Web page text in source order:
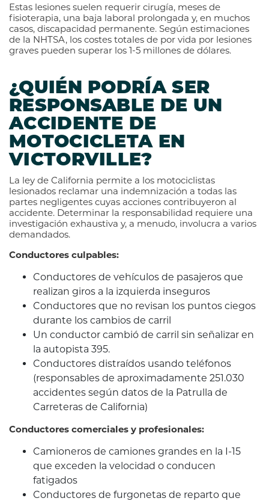
Estas lesiones suelen requerir cirugía, meses de
fisioterapia, una baja laboral prolongada y, en muchos
casos, discapacidad permanente. Según estimaciones
de la NHTSA, los costes totales de por vida por lesiones
graves pueden superar los 1-5 millones de dólares.
¿QUIÉN PODRÍA SER
RESPONSABLE DE UN
ACCIDENTE DE
MOTOCICLETA EN
VICTORVILLE?
La ley de California permite a los motociclistas
lesionados reclamar una indemnización a todas las
partes negligentes cuyas acciones contribuyeron al
accidente. Determinar la responsabilidad requiere una
investigación exhaustiva y, a menudo, involucra a varios
demandados.
Conductores culpables:
Conductores de vehículos de pasajeros que
realizan giros a la izquierda inseguros
Conductores que no revisan los puntos ciegos
durante los cambios de carril
Un conductor cambió de carril sin señalizar en
la autopista 395.
Conductores distraídos usando teléfonos
(responsables de aproximadamente 251.030
accidentes según datos de la Patrulla de
Carreteras de California)
Conductores comerciales y profesionales:
Camioneros de camiones grandes en la I-15
que exceden la velocidad o conducen
fatigados
Conductores de furgonetas de reparto que